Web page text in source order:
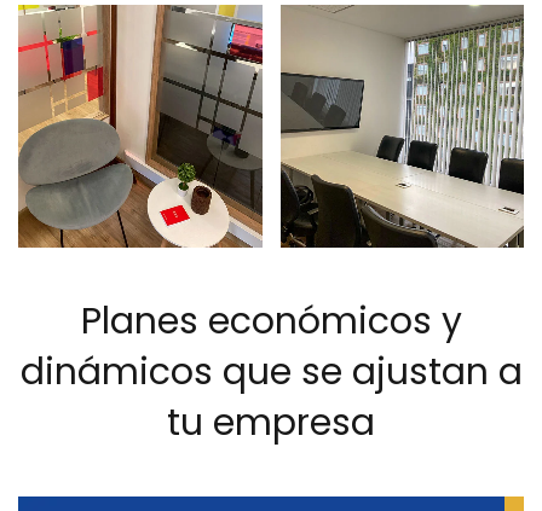
Planes económicos y
dinámicos que se ajustan a
tu empresa